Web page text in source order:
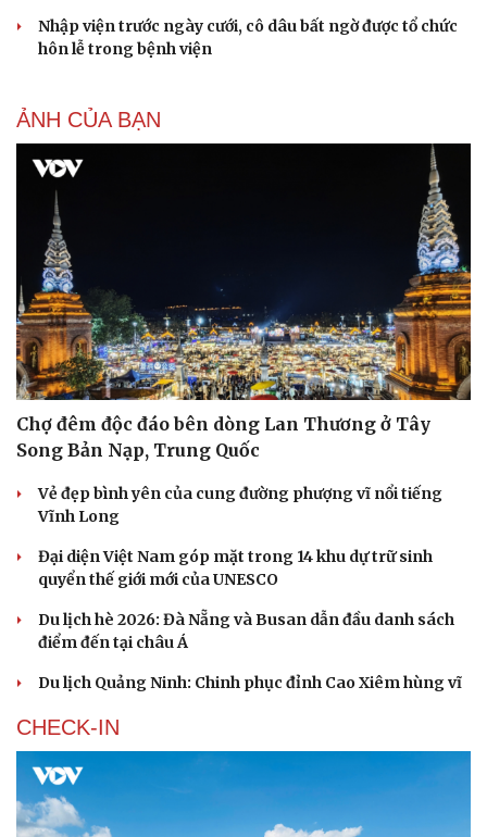
Nhập viện trước ngày cưới, cô dâu bất ngờ được tổ chức
hôn lễ trong bệnh viện
ẢNH CỦA BẠN
Chợ đêm độc đáo bên dòng Lan Thương ở Tây
Song Bản Nạp, Trung Quốc
Vẻ đẹp bình yên của cung đường phượng vĩ nổi tiếng
Vĩnh Long
Đại diện Việt Nam góp mặt trong 14 khu dự trữ sinh
quyển thế giới mới của UNESCO
Du lịch hè 2026: Đà Nẵng và Busan dẫn đầu danh sách
điểm đến tại châu Á
Du lịch Quảng Ninh: Chinh phục đỉnh Cao Xiêm hùng vĩ
CHECK-IN